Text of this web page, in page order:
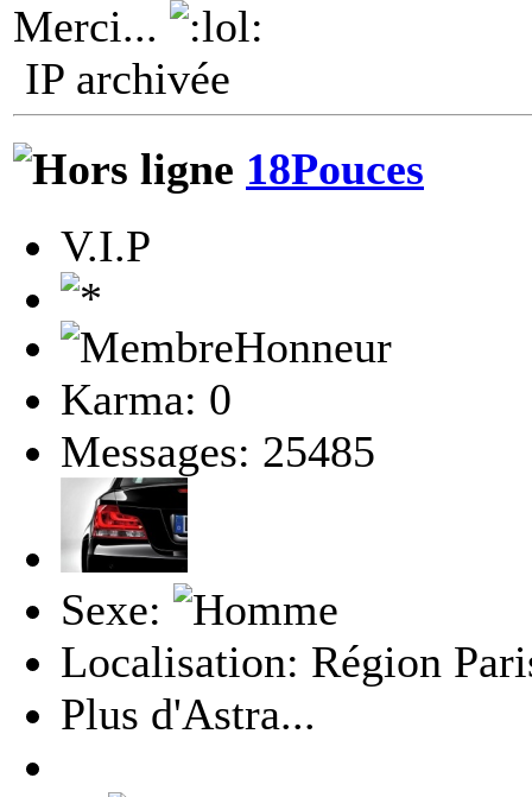
Merci...
IP archivée
18Pouces
V.I.P
Karma: 0
Messages: 25485
Sexe:
Localisation: Région
Plus d'Astra...